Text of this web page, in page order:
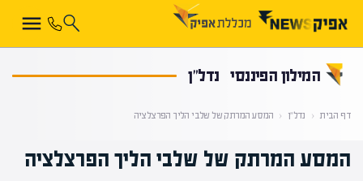
המילון הפיננסי נדל"ן
דף הבית ‹ נדל"ן ‹ המסע המרתק של שלבי הליך הפרצלציה
המסע המרתק של שלבי הליך הפרצלציה